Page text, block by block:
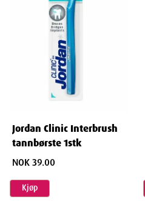
Jordan Clinic Interbrush
tannbørste 1stk
NOK 39.00
Kjøp